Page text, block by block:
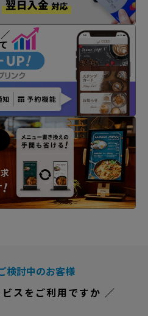
検討中のお客様
スをご利用ですか ／